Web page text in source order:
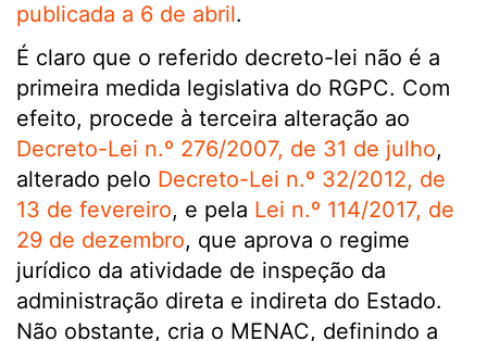
publicada a 6 de abril.
É claro que o referido decreto-lei não é a
primeira medida legislativa do RGPC. Com
efeito, procede à terceira alteração ao
Decreto-Lei n.º 276/2007, de 31 de julho,
alterado pelo Decreto-Lei n.º 32/2012, de
13 de fevereiro, e pela Lei n.º 114/2017, de
29 de dezembro, que aprova o regime
jurídico da atividade de inspeção da
administração direta e indireta do Estado.
Não obstante, cria o MENAC, definindo a